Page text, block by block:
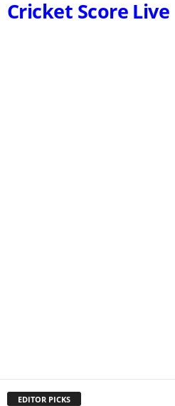
Cricket Score Live
EDITOR PICKS